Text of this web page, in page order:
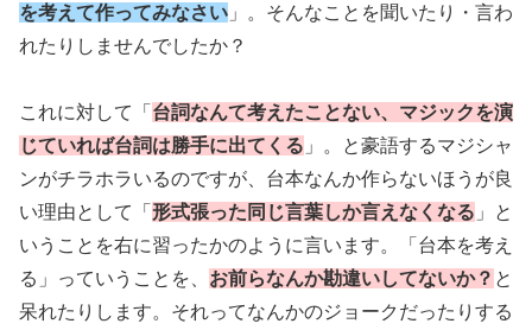
を考えて作ってみなさい 」。そんなことを聞いたり・言わ
れたりしませんでしたか？
これに対して「 台詞なんて考えたことない、マジックを演
じていれば台詞は勝手に出てくる 」。と豪語するマジシャ
ンがチラホラいるのですが、台本なんか作らないほうが良
い理由として「 形式張った同じ言葉しか言えなくなる 」と
いうことを右に習ったかのように言います。「台本を考え
る」っていうことを、 お前らなんか勘違いしてないか？ と
呆れたりします。それってなんかのジョークだったりする